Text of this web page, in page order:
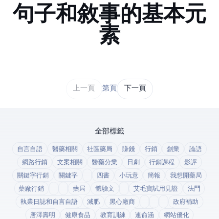
句子和敘事的基本元
素
上一頁 第 1 / 43 頁 下一頁
全部標籤
自言自語 醫藥相關 社區藥局 賺錢 行銷 創業
論語
網路行銷
文案相關 醫藥分業 日劇 行銷課程
影評
關鍵字行銷
關鍵字 四書 小玩意 簡報
我想開藥局
藥廠行銷
藥局 體驗文 艾毛寶試用見證
法鬥
執業日誌和自言自語
減肥 黑心廠商
政府補助
唐澤壽明
健康食品 教育訓練 連俞涵
網站優化